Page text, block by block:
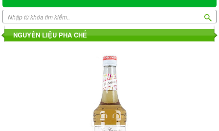
NGUYÊN LIỆU PHA CHẾ